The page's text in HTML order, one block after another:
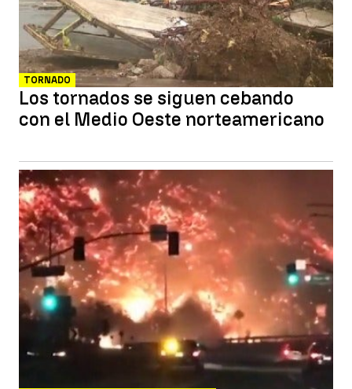
TORNADO
Los tornados se siguen cebando
con el Medio Oeste norteamericano